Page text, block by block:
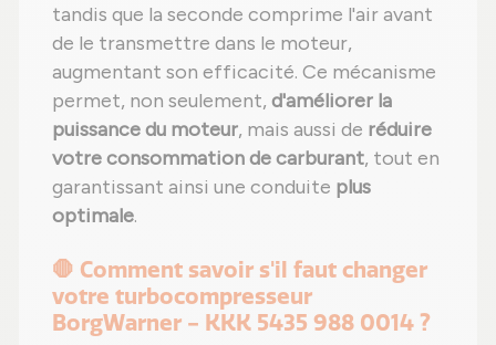
tandis que la seconde comprime l'air avant
de le transmettre dans le moteur,
augmentant son efficacité. Ce mécanisme
permet, non seulement, d'améliorer la
puissance du moteur, mais aussi de réduire
votre consommation de carburant, tout en
garantissant ainsi une conduite plus
optimale.
🛑 Comment savoir s'il faut changer
votre turbocompresseur
BorgWarner - KKK 5435 988 0014 ?